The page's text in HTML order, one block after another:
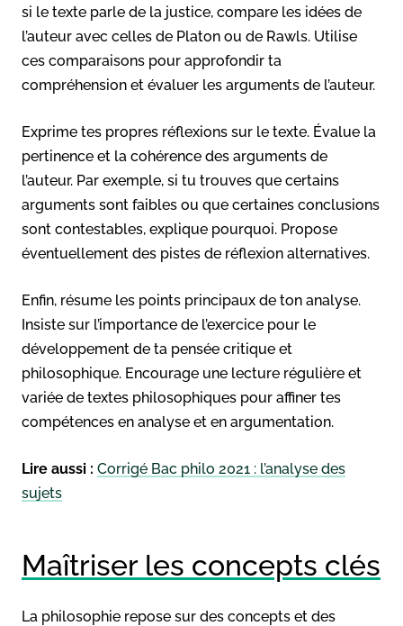
si le texte parle de la justice, compare les idées de
l’auteur avec celles de Platon ou de Rawls. Utilise
ces comparaisons pour approfondir ta
compréhension et évaluer les arguments de l’auteur.
Exprime tes propres réflexions sur le texte. Évalue la
pertinence et la cohérence des arguments de
l’auteur. Par exemple, si tu trouves que certains
arguments sont faibles ou que certaines conclusions
sont contestables, explique pourquoi. Propose
éventuellement des pistes de réflexion alternatives.
Enfin, résume les points principaux de ton analyse.
Insiste sur l’importance de l’exercice pour le
développement de ta pensée critique et
philosophique. Encourage une lecture régulière et
variée de textes philosophiques pour affiner tes
compétences en analyse et en argumentation.
Lire aussi : Corrigé Bac philo 2021 : l’analyse des
sujets
Maîtriser les concepts clés
La philosophie repose sur des concepts et des